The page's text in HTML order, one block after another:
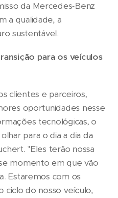
da Mercedes-Benz
a qualidade, a
sustentável.
para os veículos
clientes e parceiros,
oportunidades nesse
tecnológicas, o
para o dia a dia da
"Eles terão nossa
momento em que vão
Estaremos com os
do nosso veículo,